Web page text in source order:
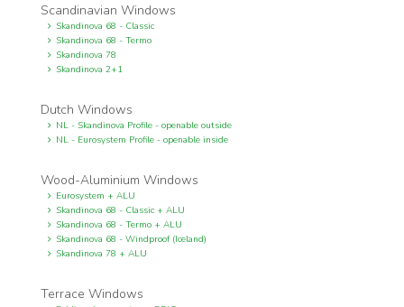
Scandinavian Windows
Skandinova 68 - Classic
Skandinova 68 - Termo
Skandinova 78
Skandinova 2+1
Dutch Windows
NL - Skandinova Profile - openable outside
NL - Eurosystem Profile - openable inside
Wood-Aluminium Windows
Eurosystem + ALU
Skandinova 68 - Classic + ALU
Skandinova 68 - Termo + ALU
Skandinova 68 - Windproof (Iceland)
Skandinova 78 + ALU
Terrace Windows